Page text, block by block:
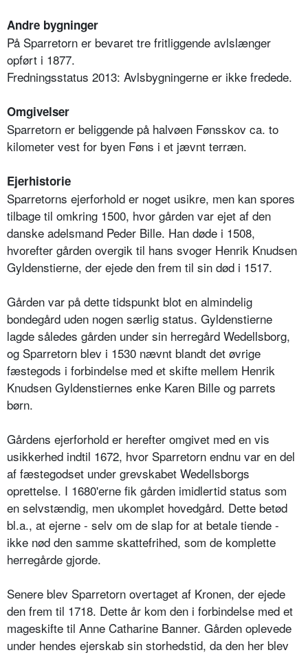
Andre bygninger
På Sparretorn er bevaret tre fritliggende avlslænger
opført i 1877.
Fredningsstatus 2013: Avlsbygningerne er ikke fredede.
Omgivelser
Sparretorn er beliggende på halvøen Fønsskov ca. to
kilometer vest for byen Føns i et jævnt terræn.
Ejerhistorie
Sparretorns ejerforhold er noget usikre, men kan spores
tilbage til omkring 1500, hvor gården var ejet af den
danske adelsmand Peder Bille. Han døde i 1508,
hvorefter gården overgik til hans svoger Henrik Knudsen
Gyldenstierne, der ejede den frem til sin død i 1517.
Gården var på dette tidspunkt blot en almindelig
bondegård uden nogen særlig status. Gyldenstierne
lagde således gården under sin herregård Wedellsborg,
og Sparretorn blev i 1530 nævnt blandt det øvrige
fæstegods i forbindelse med et skifte mellem Henrik
Knudsen Gyldenstiernes enke Karen Bille og parrets
børn.
Gårdens ejerforhold er herefter omgivet med en vis
usikkerhed indtil 1672, hvor Sparretorn endnu var en del
af fæstegodset under grevskabet Wedellsborgs
oprettelse. I 1680'erne fik gården imidlertid status som
en selvstændig, men ukomplet hovedgård. Dette betød
bl.a., at ejerne - selv om de slap for at betale tiende -
ikke nød den samme skattefrihed, som de komplette
herregårde gjorde.
Senere blev Sparretorn overtaget af Kronen, der ejede
den frem til 1718. Dette år kom den i forbindelse med et
mageskifte til Anne Catharine Banner. Gården oplevede
under hendes ejerskab sin storhedstid, da den her blev